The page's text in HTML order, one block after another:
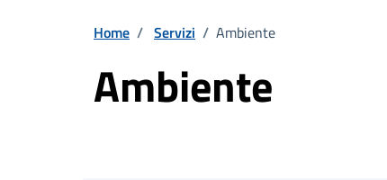
Home / Servizi / Ambiente
Ambiente